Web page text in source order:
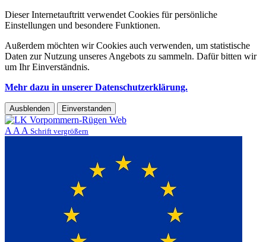
Dieser Internetauftritt verwendet Cookies für persönliche
Einstellungen und besondere Funktionen.
Außerdem möchten wir Cookies auch verwenden, um statistische
Daten zur Nutzung unseres Angebots zu sammeln. Dafür bitten wir
um Ihr Einverständnis.
Mehr dazu in unserer Datenschutzerklärung.
Ausblenden Einverstanden
A A A Schrift vergrößern